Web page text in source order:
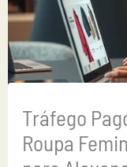
Tráfego
Roupa